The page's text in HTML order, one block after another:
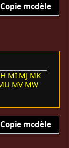
Copie modèle
MI MJ MK
MV MW
Copie modèle